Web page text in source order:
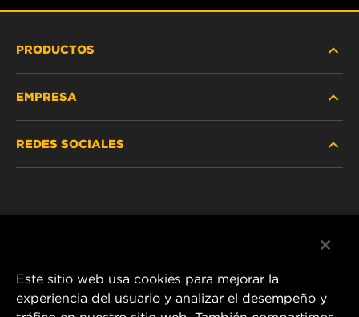
PRODUCTOS
VEHÍCULOS LIVIANOS Y COMERCIALES
EMPRESA
REDES SOCIALES
Este sitio web usa cookies para mejorar la
experiencia del usuario y analizar el desempeño y